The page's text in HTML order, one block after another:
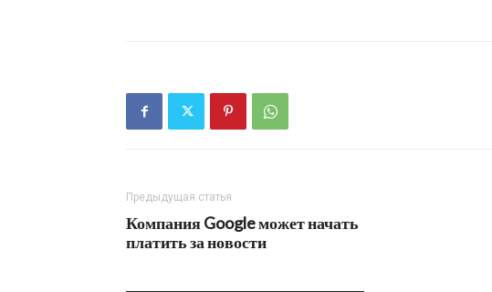
Предыдущая статья
Компания Google может начать
платить за новости